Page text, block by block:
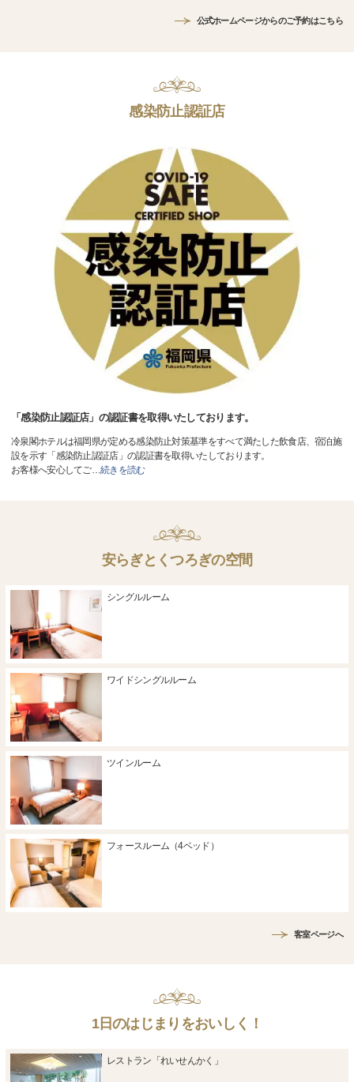
公式ホームページからのご予約はこちら
感染防止認証店
「感染防止認証店」の認証書を取得いたしております。
冷泉閣ホテルは福岡県が定める感染防止対策基準をすべて満たした飲食店、宿泊施
設を示す「感染防止認証店」の認証書を取得いたしております。
お客様へ安心してご…続きを読む
安らぎとくつろぎの空間
シングルルーム
ワイドシングルルーム
ツインルーム
フォースルーム（4ベッド）
客室ページへ
1日のはじまりをおいしく！
レストラン「れいせんかく」